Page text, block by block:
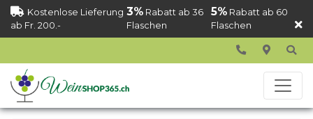
Kostenlose Lieferung
ab Fr. 200.-
3% Rabatt ab 36
Flaschen
5%Rabatt ab 60
Flaschen